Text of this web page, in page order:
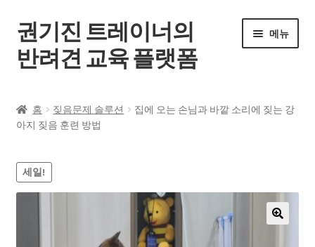
권기진 트레이너의
반려견 교육 플랫폼
메뉴
전체 강좌
공지사항
홈 짖음문제 솔루션
집에 오는 손님과 바깥 소리에 짖는 강
아지 짖음 훈련 방법
세일!